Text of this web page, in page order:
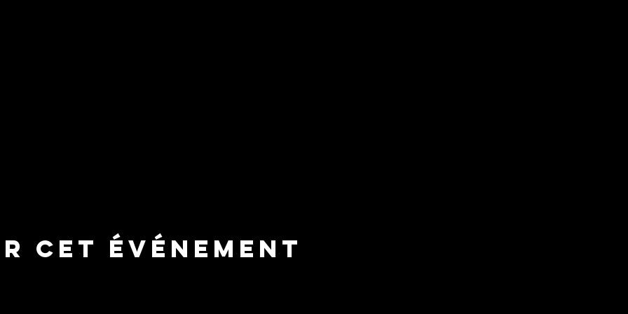
cet événement